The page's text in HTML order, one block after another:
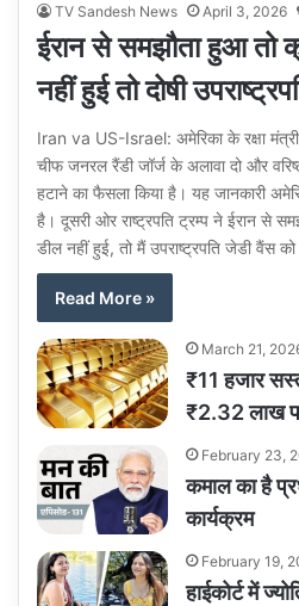
TV Sandesh News April 3, 2026
ईरान से समझौता हुआ तो
नहीं हुई तो दोषी
Iran va US-Israel: अमेरिका के रक्षा
चीफ जनरल रैंडी जॉर्ज के अलावा दो और
हटाने का फैसला किया है। यह जानकारी
है। दूसरी ओर राष्ट्रपति ट्रम्प ने ईरान से
डील नहीं हुई, तो मैं उपराष्ट्रपति जेडी वैंस
Read More »
March 21,
₹11 हजार
₹2.32 लाख
February 23,
कमाल का है
कार्यक्रम
February 19,
हाईकोर्ट में